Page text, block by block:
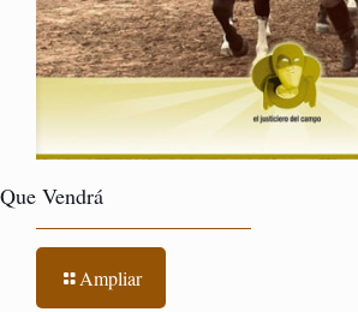
Que Vendrá
Ampliar